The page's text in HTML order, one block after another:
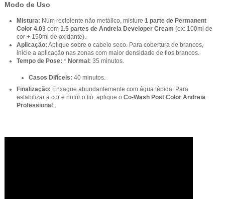
Modo de Uso
Mistura: Num recipiente não metálico, misture 1 parte de Permanent
Color 4.03 com 1.5 partes de Andreia Developer Cream (ex: 100ml de
cor + 150ml de oxidante).
Aplicação: Aplique sobre o cabelo seco. Para cobertura de brancos,
inicie a aplicação nas zonas com maior densidade de fios brancos.
Tempo de Pose: * Normal: 35 minutos.
Casos Difíceis: 40 minutos.
Finalização: Enxague abundantemente com água tépida. Para
estabilizar a cor e nutrir o fio, aplique o Co-Wash Post Color Andreia
Professional .